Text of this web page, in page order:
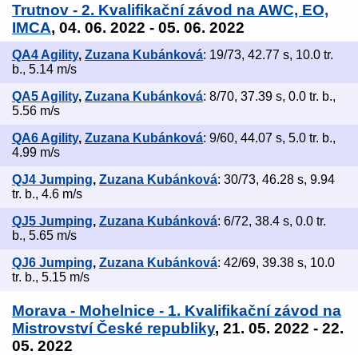
Trutnov - 2. Kvalifikační závod na AWC, EO,
IMCA, 04. 06. 2022 - 05. 06. 2022
QA4 Agility, Zuzana Kubánková: 19/73, 42.77 s, 10.0 tr.
b., 5.14 m/s
QA5 Agility, Zuzana Kubánková: 8/70, 37.39 s, 0.0 tr. b.,
5.56 m/s
QA6 Agility, Zuzana Kubánková: 9/60, 44.07 s, 5.0 tr. b.,
4.99 m/s
QJ4 Jumping, Zuzana Kubánková: 30/73, 46.28 s, 9.94
tr. b., 4.6 m/s
QJ5 Jumping, Zuzana Kubánková: 6/72, 38.4 s, 0.0 tr.
b., 5.65 m/s
QJ6 Jumping, Zuzana Kubánková: 42/69, 39.38 s, 10.0
tr. b., 5.15 m/s
Morava - Mohelnice - 1. Kvalifikační závod na
Mistrovství České republiky, 21. 05. 2022 - 22.
05. 2022